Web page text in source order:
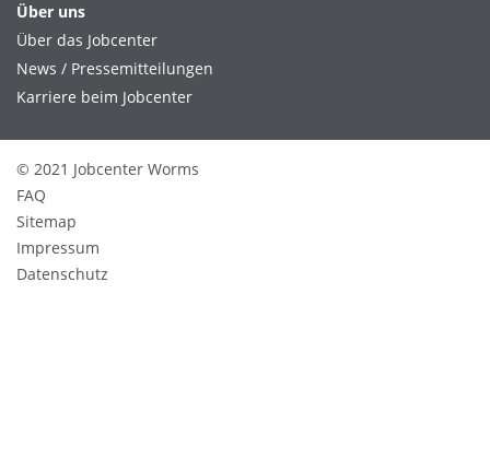
Über uns
Über das Jobcenter
News / Pressemitteilungen
Karriere beim Jobcenter
© 2021 Jobcenter Worms
FAQ
Sitemap
Impressum
Datenschutz